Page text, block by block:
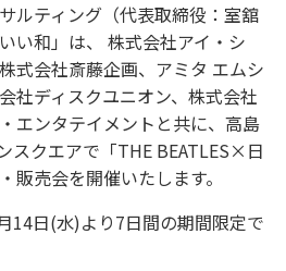
ルティング（代表取締役：室舘
い和」は、 株式会社アイ・シ
式会社斎藤企画、アミタ エムシ
社ディスクユニオン、株式会社
エンタテイメントと共に、高島
スクエアで「THE BEATLES×日
販売会を開催いたします。
14日(水)より7日間の期間限定で